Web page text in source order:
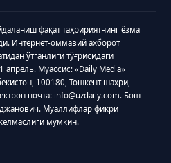
фақат таҳририятнинг ёзма
Интернет-оммавий ахборот
ўтганлиги тўғрисидаги
Муассис: «Daily Media»
100180, Тошкент шаҳри,
почта: info@uzdaily.com. Бош
Муаллифлар фикри
мумкин.